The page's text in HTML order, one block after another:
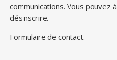
communications. Vous pouvez
désinscrire.
Formulaire de contact.